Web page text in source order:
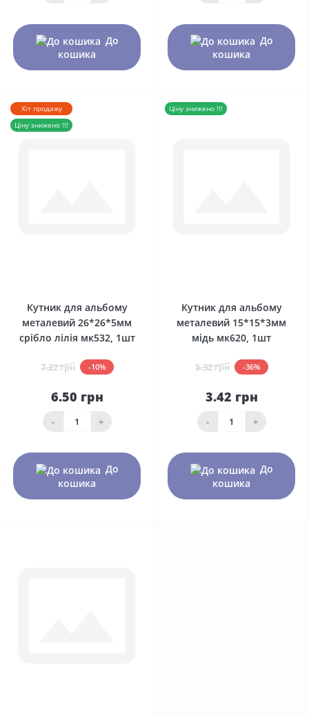
До
кошика
До
кошика
Хіт продажу
Ціну знижено !!!
Кутник для альбому
металевий 26*26*5мм
срібло лілія мк532, 1шт
7.22 грн -10%
6.50 грн
- +
До
кошика
Ціну знижено !!!
Кутник для альбому
металевий 15*15*3мм
мідь мк620, 1шт
5.32 грн -36%
3.42 грн
- +
До
кошика